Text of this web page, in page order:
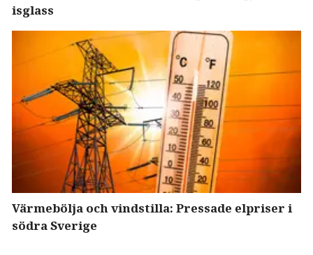
isglass
Värmebölja och vindstilla: Pressade elpriser i
södra Sverige